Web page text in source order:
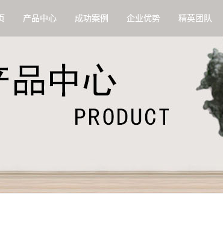
产品中心 成功案例 企业优势 精英团队